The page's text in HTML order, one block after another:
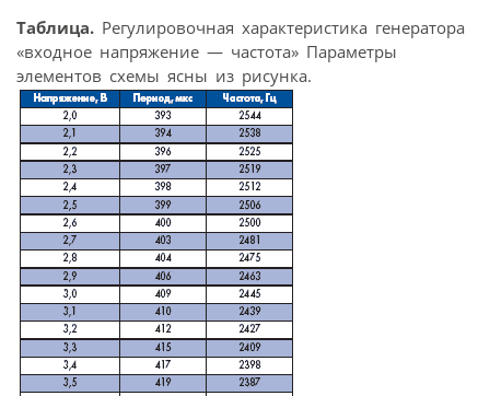
Таблица. Регулировочная характеристика генератора
«входное напряжение — частота» Параметры
элементов схемы ясны из рисунка.